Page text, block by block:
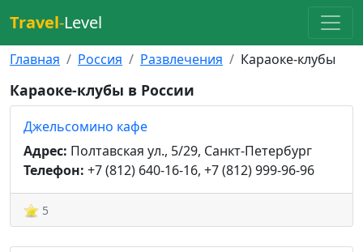
Travel-Level
Главная Россия Развлечения Караоке-клубы
Караоке-клубы в России
Джельсомино кафе
Адрес: Полтавская ул., 5/29, Санкт-Петербург
Телефон: +7 (812) 640-16-16, +7 (812) 999-96-96
5